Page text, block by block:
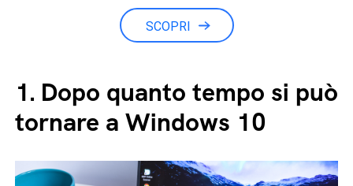
SCOPRI
1. Dopo quanto tempo si può
tornare a Windows 10